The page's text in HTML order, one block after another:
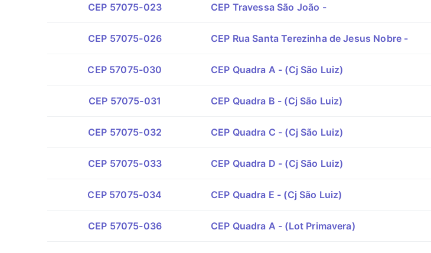
CEP 57075-023 CEP Travessa São João -
CEP 57075-026 CEP Rua Santa Terezinha de Jesus Nobre -
CEP 57075-030 CEP Quadra A - (Cj São Luiz)
CEP 57075-031 CEP Quadra B - (Cj São Luiz)
CEP 57075-032 CEP Quadra C - (Cj São Luiz)
CEP 57075-033 CEP Quadra D - (Cj São Luiz)
CEP 57075-034 CEP Quadra E - (Cj São Luiz)
CEP 57075-036 CEP Quadra A - (Lot Primavera)